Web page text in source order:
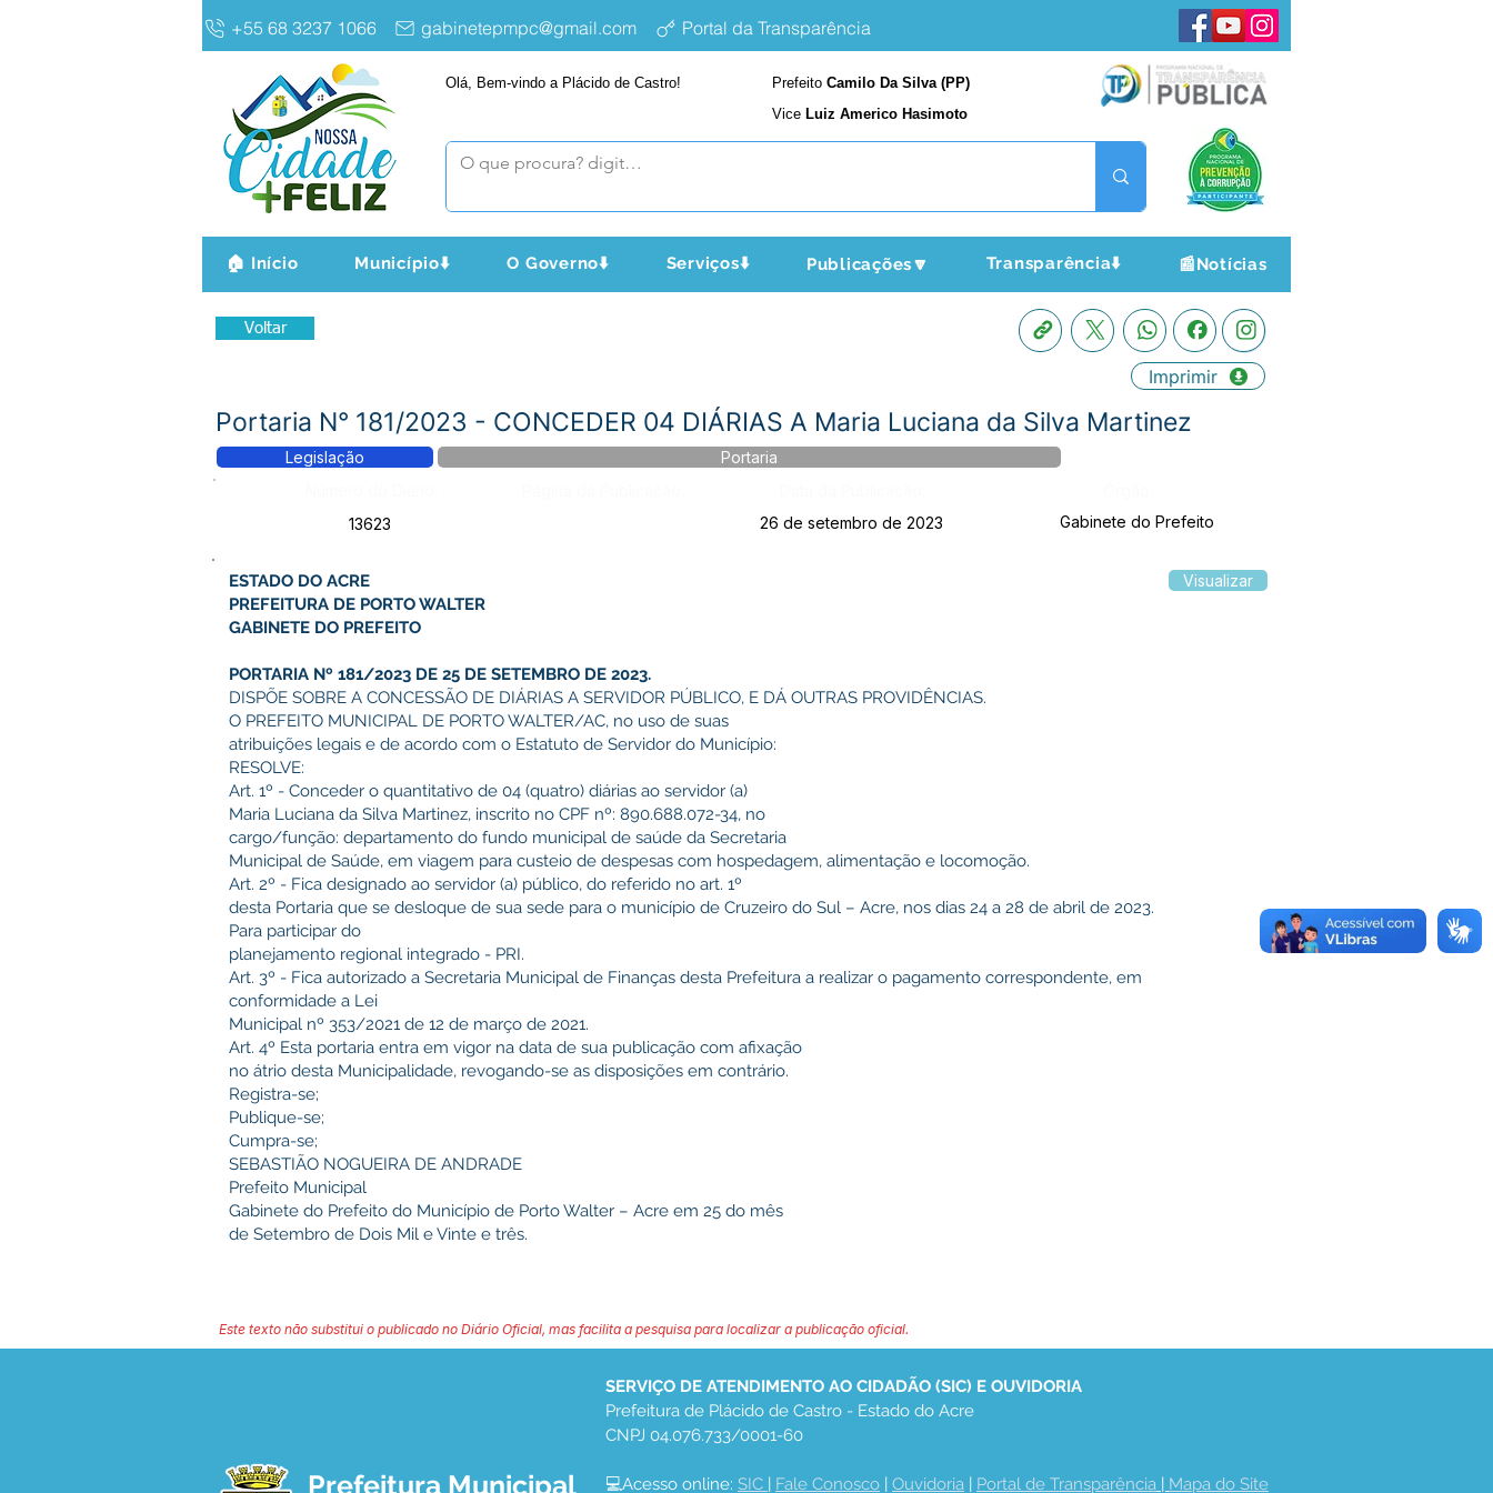
+55 68 3237 1066 gabinetepmpc@gmail.com Portal da Transparência
Olá, Bem-vindo a Plácido de Castro! Prefeito Camilo Da Silva (PP)
Vice Luiz Americo Hasimoto
🏠 Início Município⬇️ O Governo⬇️ Serviços⬇️ Publicações🔽 Transparência⬇️ 📰Notícias
Voltar
Imprimir
Portaria N° 181/2023 - CONCEDER 04 DIÁRIAS A Maria Luciana da Silva Martinez
Legislação
Portaria
13623
26 de setembro de 2023 Gabinete do Prefeito
ESTADO DO ACRE
PREFEITURA DE PORTO WALTER
GABINETE DO PREFEITO
PORTARIA Nº 181/2023 DE 25 DE SETEMBRO DE 2023.
DISPÕE SOBRE A CONCESSÃO DE DIÁRIAS A SERVIDOR PÚBLICO, E DÁ OUTRAS PROVIDÊNCIAS.
O PREFEITO MUNICIPAL DE PORTO WALTER/AC, no uso de suas
atribuições legais e de acordo com o Estatuto de Servidor do Município:
RESOLVE:
Art. 1º - Conceder o quantitativo de 04 (quatro) diárias ao servidor (a)
Maria Luciana da Silva Martinez, inscrito no CPF nº: 890.688.072-34, no
cargo/função: departamento do fundo municipal de saúde da Secretaria
Municipal de Saúde, em viagem para custeio de despesas com hospedagem, alimentação e locomoção.
Art. 2º - Fica designado ao servidor (a) público, do referido no art. 1º
desta Portaria que se desloque de sua sede para o município de Cruzeiro do Sul – Acre, nos dias 24 a 28 de abril de 2023.
Para participar do
planejamento regional integrado - PRI.
Art. 3º - Fica autorizado a Secretaria Municipal de Finanças desta Prefeitura a realizar o pagamento correspondente, em
conformidade a Lei
Municipal nº 353/2021 de 12 de março de 2021.
Art. 4º Esta portaria entra em vigor na data de sua publicação com afixação
no átrio desta Municipalidade, revogando-se as disposições em contrário.
Registra-se;
Publique-se;
Cumpra-se;
SEBASTIÃO NOGUEIRA DE ANDRADE
Prefeito Municipal
Gabinete do Prefeito do Município de Porto Walter – Acre em 25 do mês
de Setembro de Dois Mil e Vinte e três.
Visualizar
Este texto não substitui o publicado no Diário Oficial, mas facilita a pesquisa para localizar a publicação oficial.
Prefeitura Municipal
SERVIÇO DE ATENDIMENTO AO CIDADÃO (SIC) E OUVIDORIA
Prefeitura de Plácido de Castro - Estado do Acre
CNPJ 04.076.733/0001-60
💻Acesso online: SIC | Fale Conosco | Ouvidoria | Portal de Transparência | Mapa do Site